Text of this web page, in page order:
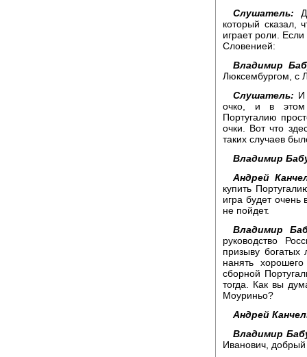
Слушатель:
который сказал,
играет роли.
Словенией:
Владимир
Люксембургом, с
Слушатель: И
очко, и в этом
Португалию
очки. Вот что
таких случаев
Владимир
Андрей
купить
игра будет
не пойдет.
Владимир
руководство
призыву
нанять
сборной
тогда. Как вы
Моуриньо?
Андрей
Владимир
Иванович,